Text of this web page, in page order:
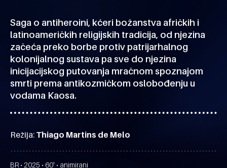
Saga o antiheroini, kćeri božanstva afričkih i
latinoameričkih religijskih tradicija, od njezina
začeća preko borbe protiv patrijarhalnog
kolonijalnog sustava pa sve do njezina
inicijacijskog putovanja mračnom spoznajom
smrti prema antikozmičkom oslobođenju u
vodama Kaosa.
Režija: Thiago Martins de Melo
BR • 2025 • 60' • animirani